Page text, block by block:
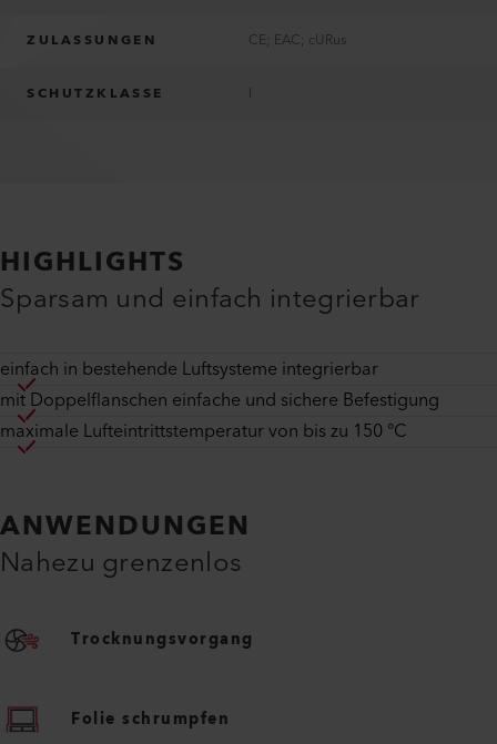
ZULASSUNGEN CE; EAC; cURus
SCHUTZKLASSE I
HIGHLIGHTS
Sparsam und einfach integrierbar
einfach in bestehende Luftsysteme integrierbar
mit Doppelflanschen einfache und sichere Befestigung
maximale Lufteintrittstemperatur von bis zu 150 °C
ANWENDUNGEN
Nahezu grenzenlos
Trocknungsvorgang
Folie schrumpfen